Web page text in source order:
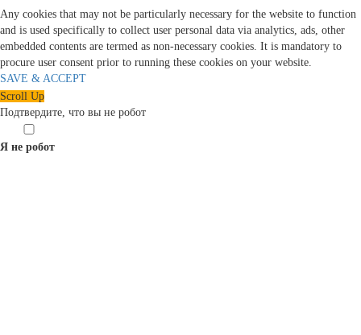
Any cookies that may not be particularly necessary for the website to function
and is used specifically to collect user personal data via analytics, ads, other
embedded contents are termed as non-necessary cookies. It is mandatory to
procure user consent prior to running these cookies on your website.
SAVE & ACCEPT
Scroll Up
Подтвердите, что вы не робот
Я не робот